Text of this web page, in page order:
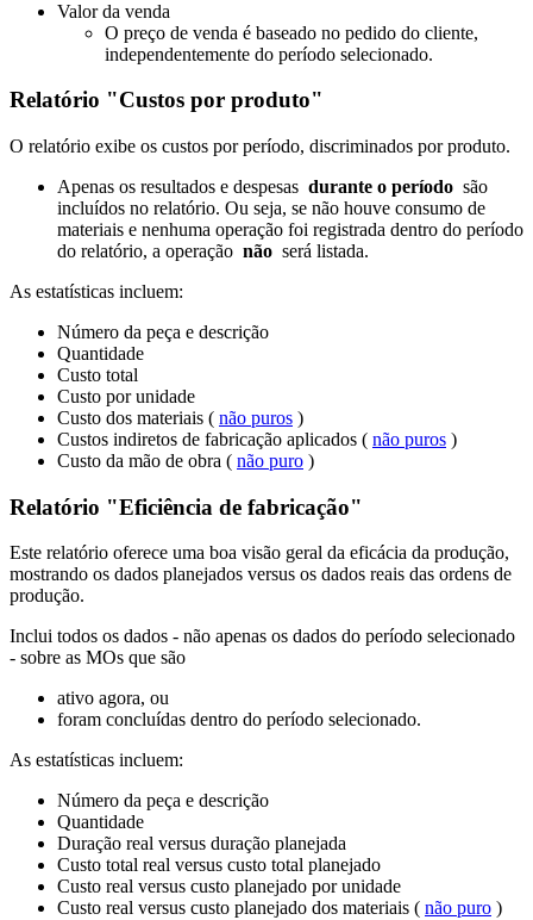
Valor da venda
O preço de venda é baseado no pedido do cliente,
independentemente do período selecionado.
Relatório "Custos por produto"
O relatório exibe os custos por período, discriminados por produto.
Apenas os resultados e despesas durante o período são
incluídos no relatório. Ou seja, se não houve consumo de
materiais e nenhuma operação foi registrada dentro do período
do relatório, a operação não será listada.
As estatísticas incluem:
Número da peça e descrição
Quantidade
Custo total
Custo por unidade
Custo dos materiais ( não puros )
Custos indiretos de fabricação aplicados ( não puros )
Custo da mão de obra ( não puro )
Relatório "Eficiência de fabricação"
Este relatório oferece uma boa visão geral da eficácia da produção,
mostrando os dados planejados versus os dados reais das ordens de
produção.
Inclui todos os dados - não apenas os dados do período selecionado
- sobre as MOs que são
ativo agora, ou
foram concluídas dentro do período selecionado.
As estatísticas incluem:
Número da peça e descrição
Quantidade
Duração real versus duração planejada
Custo total real versus custo total planejado
Custo real versus custo planejado por unidade
Custo real versus custo planejado dos materiais ( não puro )